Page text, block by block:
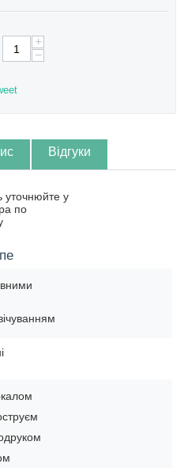
+
−
Відгуки
уточнюйте у
по